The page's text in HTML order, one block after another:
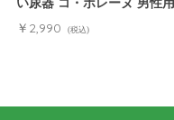
￥2,990 (税込)